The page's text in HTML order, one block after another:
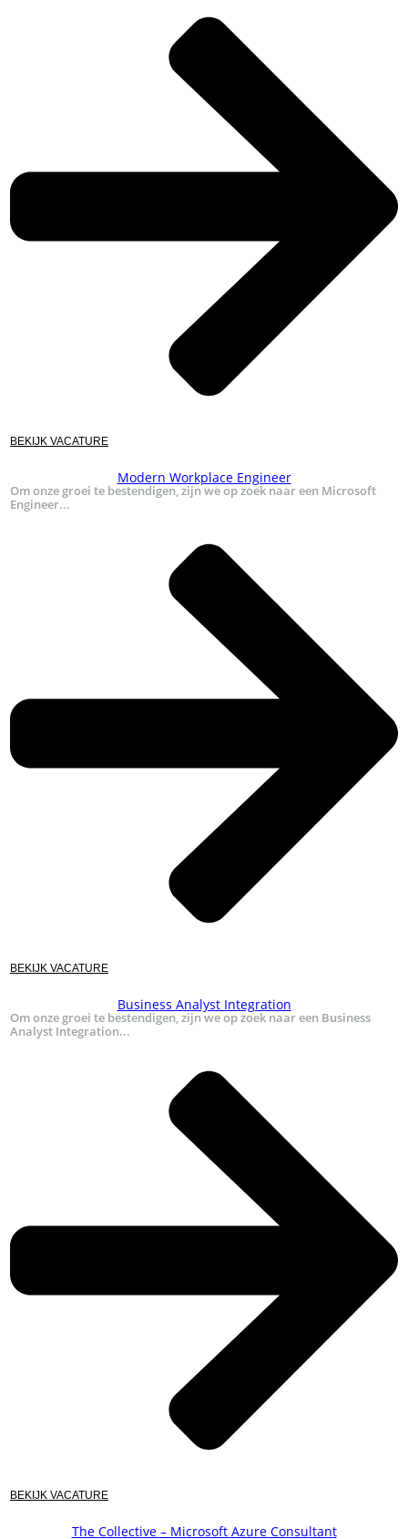
BEKIJK VACATURE
Modern Workplace Engineer
Om onze groei te bestendigen, zijn we op zoek naar een Microsoft
Engineer...
BEKIJK VACATURE
Business Analyst Integration
Om onze groei te bestendigen, zijn we op zoek naar een Business
Analyst Integration...
BEKIJK VACATURE
The Collective – Microsoft Azure Consultant